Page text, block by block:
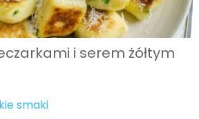
i serem żółtym